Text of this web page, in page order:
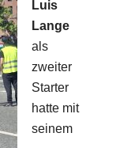
Luis
Lange
als
zweiter
Starter
hatte mit
seinem